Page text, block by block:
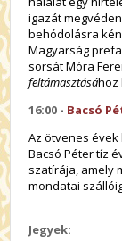
igazát
behódolásra
Magyarság
sorsát Móra
feltámasztásához
16:00 - Bacsó
Az ötvenes
Bacsó Péter tíz
szatírája, amely
mondatai
Jegyek: